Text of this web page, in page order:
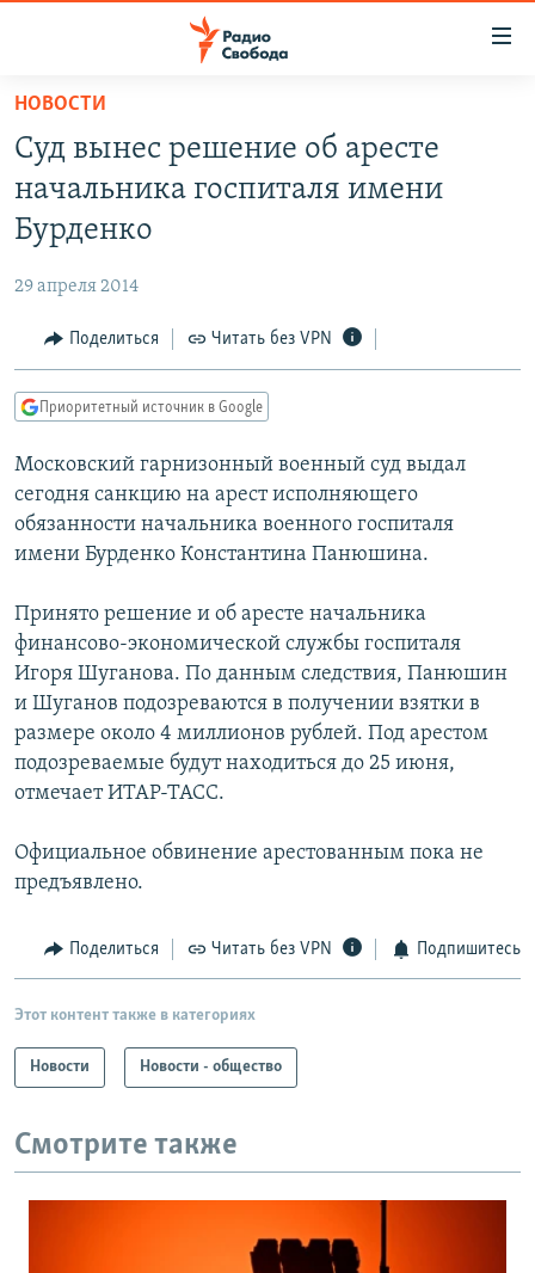
упрощенного
доступа
основному
Вернутся
Вернутся
поиску
ПОДКАСТЫ
АВТОРСКИЕ ПРОЕКТЫ
МНЕНИЯ
КУЛЬТУРА
КАВКАЗ.РЕАЛИИ
СЕВЕР.РЕАЛИИ
СИБИРЬ.РЕАЛИИ
РАСПИСАНИЕ ВЕЩАНИЯ
ПОДПИШИТЕСЬ НА РАССЫЛКУ
СОЦИАЛЬНЫЕ СЕТИ
НОВОСТИ
Суд вынес решение об аресте
начальника госпиталя имени
Бурденко
29 апреля 2014
Поделиться Читать без VPN
Приоритетный источник в Google
Московский гарнизонный военный суд выдал
сегодня санкцию на арест исполняющего
обязанности начальника военного госпиталя
имени Бурденко Константина Панюшина.
Принято решение и об аресте начальника
финансово-экономической службы госпиталя
Игоря Шуганова. По данным следствия, Панюшин
и Шуганов подозреваются в получении взятки в
размере около 4 миллионов рублей. Под арестом
подозреваемые будут находиться до 25 июня,
отмечает ИТАР-ТАСС.
Официальное обвинение арестованным пока не
предъявлено.
Поделиться Читать без VPN Подпишитесь
Этот контент также в категориях
Новости Новости - общество
Смотрите также